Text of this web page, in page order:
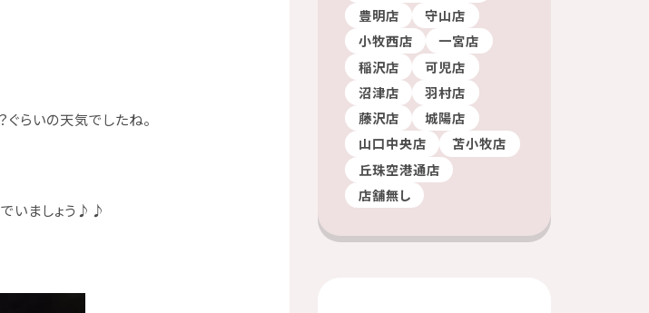
らいの天気でしたね。
いましょう ♪♪
豊明店
守山店
小牧西店
一宮店
稲沢店
可児店
沼津店
羽村店
藤沢店
城陽店
山口中央店
苫小牧店
丘珠空港通店
店舗無し